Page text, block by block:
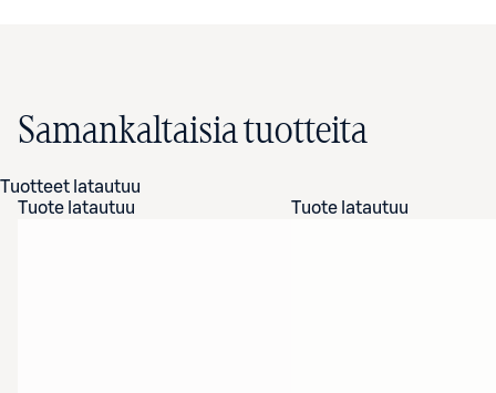
Samankaltaisia tuotteita
Tuotteet latautuu
Tuote latautuu
Tuote latautuu